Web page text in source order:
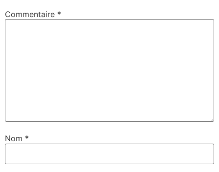
Commentaire *
Nom *